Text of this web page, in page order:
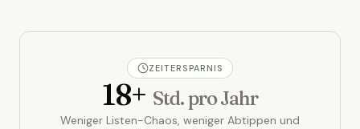
ZEITERSPARNIS
18+ Std. pro Jahr
Weniger Listen-Chaos, weniger Abtippen und